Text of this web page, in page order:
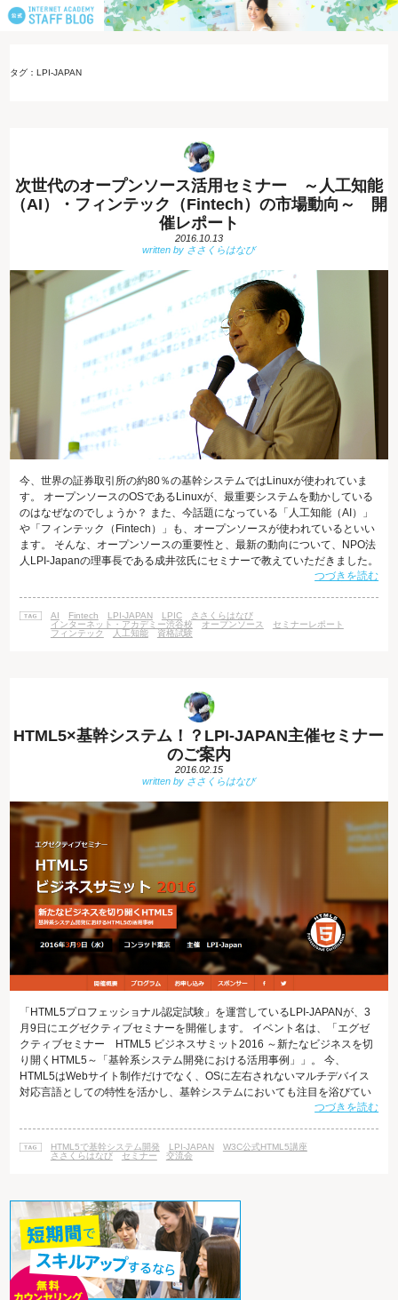
タグ：LPI-JAPAN
次世代のオープンソース活用セミナー ～人工知能
（AI）・フィンテック（Fintech）の市場動向～ 開
催レポート
2016.10.13
今、世界の証券取引所の約80％の基幹システムではLinuxが使われていま
す。 オープンソースのOSであるLinuxが、最重要システムを動かしている
のはなぜなのでしょうか？ また、今話題になっている「人工知能（AI）」
や「フィンテック（Fintech）」も、オープンソースが使われているといい
ます。 そんな、オープンソースの重要性と、最新の動向について、NPO法
人LPI-Japanの理事長である成井弦氏にセミナーで教えていただきました。
オープンソースの重要性と、日本人技術者に求められるスキルとは 2016年
長である成井弦氏にお越しいただき、「次世代のオープンソース活用セミ
ナー ～人工知能（AI）・フィンテック（F
つづきを読む
AI Fintech LPI-JAPAN LPIC
ささくらはなび
インターネット・アカデミー渋谷校
オープンソース
セミナーレポート
フィンテック
人工知能 資格試験
HTML5×基幹システム！？LPI-JAPAN主催セミナー
のご案内
2016.02.15
「HTML5プロフェッショナル認定試験」を運営しているLPI-JAPANが、3
月9日にエグゼクティブセミナーを開催します。 イベント名は、「エグゼ
クティブセミナー HTML5 ビジネスサミット2016 ～新たなビジネスを切
り開くHTML5～「基幹系システム開発における活用事例」」。 今、
HTML5はWebサイト制作だけでなく、OSに左右されないマルチデバイス
対応言語としての特性を活かし、基幹システムにおいても注目を浴びてい
ます。 セミナーでは、そんなHTMl5を活用して成功している企業の方々が
でおけば、Webサイト制作はもちろん、システム開発や新規ビジネスの発
起など、幅広い場面で活用できる"...ということを知る良いき
つづきを読む
HTML5で基幹システム開発 LPI-JAPAN
W3C公式HTML5講座
ささくらはなび
セミナー 交流会